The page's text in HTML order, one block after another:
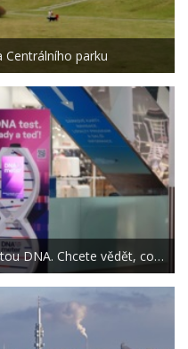
Centrálního parku
DNA. Chcete vědět, co…